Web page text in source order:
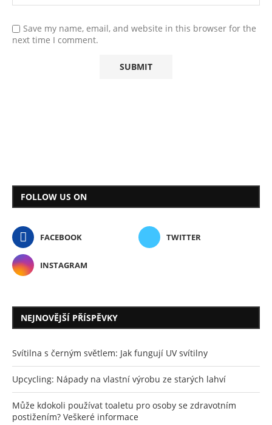
Save my name, email, and website in this browser for the
next time I comment.
FOLLOW US ON
FACEBOOK TWITTER
INSTAGRAM
NEJNOVĚJŠÍ PŘÍSPĚVKY
Svítilna s černým světlem: Jak fungují UV svítilny
Upcycling: Nápady na vlastní výrobu ze starých lahví
Může kdokoli používat toaletu pro osoby se zdravotním
postižením? Veškeré informace